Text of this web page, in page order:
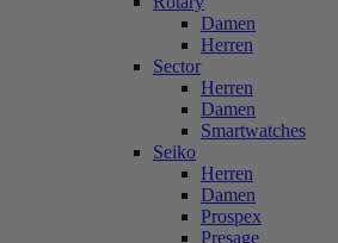
Damen
Herren
Sector
Herren
Damen
Smartwatches
Seiko
Herren
Damen
Prospex
Presage